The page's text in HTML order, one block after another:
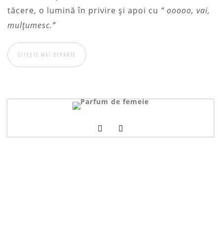
tăcere, o lumină în privire și apoi cu “ ooooo, vai,
mulțumesc.”
CITEȘTE MAI DEPARTE